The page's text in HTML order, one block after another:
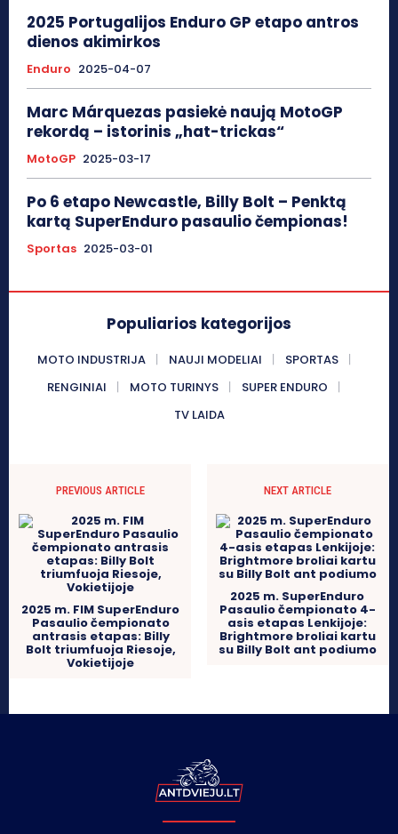
2025 Portugalijos Enduro GP etapo antros
dienos akimirkos
Enduro 2025-04-07
Marc Márquezas pasiekė naują MotoGP
rekordą – istorinis „hat-trickas“
MotoGP 2025-03-17
Po 6 etapo Newcastle, Billy Bolt – Penktą
kartą SuperEnduro pasaulio čempionas!
Sportas 2025-03-01
Populiarios kategorijos
MOTO INDUSTRIJA NAUJI MODELIAI
SPORTAS
RENGINIAI
MOTO TURINYS
SUPER ENDURO
TV LAIDA
PREVIOUS ARTICLE
2025 m. FIM SuperEnduro
Pasaulio čempionato
antrasis etapas: Billy
Bolt triumfuoja Riesoje,
Vokietijoje
NEXT ARTICLE
2025 m. SuperEnduro
Pasaulio čempionato 4-
asis etapas Lenkijoje:
Brightmore broliai kartu
su Billy Bolt ant podiumo